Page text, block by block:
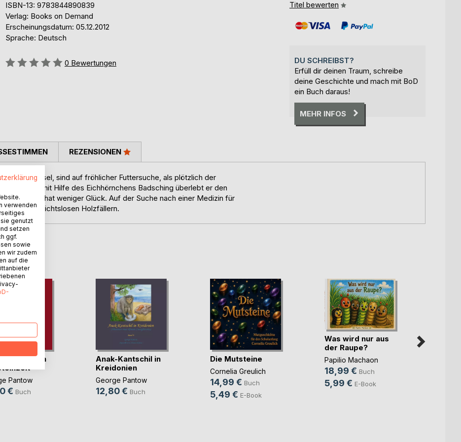
ISBN-13: 9783844890839
Verlag: Books on Demand
Erscheinungsdatum: 05.12.2012
Sprache: Deutsch
Bewertung::
0 Bewertungen
Titel bewerten
DU SCHREIBST?
Erfüll dir deinen Traum, schreibe
deine Geschichte und mach mit BoD
ein Buch daraus!
MEHR INFOS
die Waldamsel, sind auf fröhlicher Futtersuche, als plötzlich der
Nur mit Hilfe des Eichhörnchens Badsching überlebt er den
Muda, hat weniger Glück. Auf der Suche nach einer Medizin für
von rücksichtslosen Holzfällern.
REZENSIONEN
Kantschil in
Pantow
€ Buch
Anak-Kantschil in
Kreidonien
George Pantow
12,80 € Buch
Die Mutsteine
Cornelia Greulich
14,99 € Buch
5,49 € E-Book
Was wird nur aus
der Raupe?
Papilio Machaon
18,99 € Buch
5,99 € E-Book
verwenden
genutzt
setzen
ggf.
sowie
wir zudem
auf die